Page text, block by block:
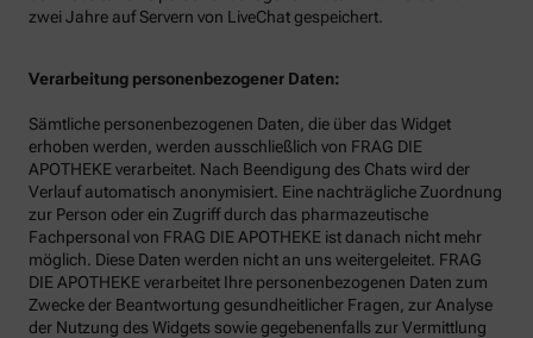
zwei Jahre auf Servern von LiveChat gespeichert.
Verarbeitung personenbezogener Daten:
Sämtliche personenbezogenen Daten, die über das Widget
erhoben werden, werden ausschließlich von FRAG DIE
APOTHEKE verarbeitet. Nach Beendigung des Chats wird der
Verlauf automatisch anonymisiert. Eine nachträgliche Zuordnung
zur Person oder ein Zugriff durch das pharmazeutische
Fachpersonal von FRAG DIE APOTHEKE ist danach nicht mehr
möglich. Diese Daten werden nicht an uns weitergeleitet. FRAG
DIE APOTHEKE verarbeitet Ihre personenbezogenen Daten zum
Zwecke der Beantwortung gesundheitlicher Fragen, zur Analyse
der Nutzung des Widgets sowie gegebenenfalls zur Vermittlung